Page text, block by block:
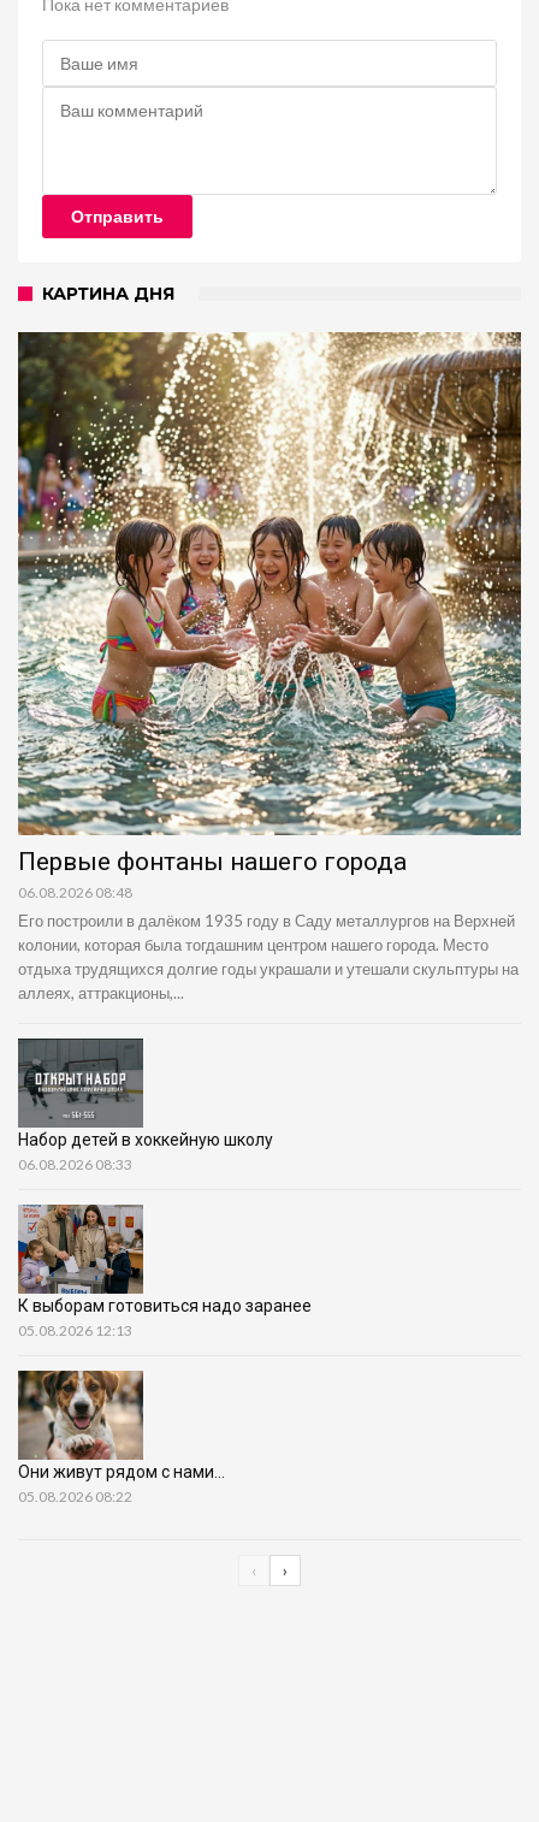
Пока нет комментариев
Отправить
КАРТИНА ДНЯ
Первые фонтаны нашего города
06.08.2026 08:48
Его построили в далёком 1935 году в Саду металлургов на Верхней
колонии, которая была тогдашним центром нашего города. Место
отдыха трудящихся долгие годы украшали и утешали скульптуры на
аллеях, аттракционы,...
Набор детей в хоккейную школу
06.08.2026 08:33
К выборам готовиться надо заранее
05.08.2026 12:13
Они живут рядом с нами…
05.08.2026 08:22
‹ ›